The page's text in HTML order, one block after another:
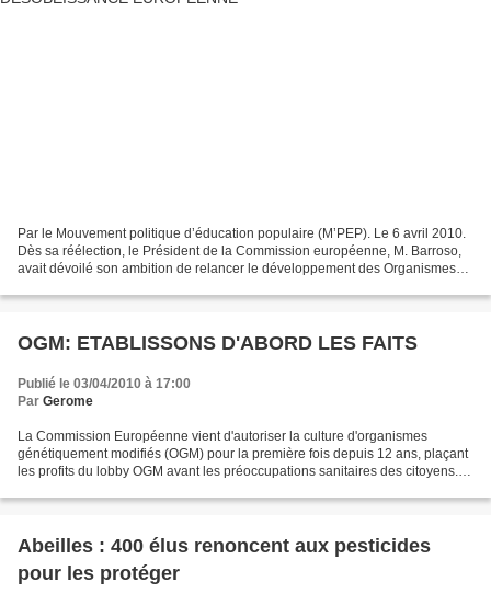
Par le Mouvement politique d’éducation populaire (M’PEP). Le 6 avril 2010.
Dès sa réélection, le Président de la Commission européenne, M. Barroso,
avait dévoilé son ambition de relancer le développement des Organismes
OGM: ETABLISSONS D'ABORD LES FAITS
Publié le 03/04/2010 à 17:00
Par Gerome
La Commission Européenne vient d'autoriser la culture d'organismes
génétiquement modifiés (OGM) pour la première fois depuis 12 ans, plaçant
les profits du lobby OGM avant les préoccupations sanitaires des citoyens.
Abeilles : 400 élus renoncent aux pesticides
pour les protéger